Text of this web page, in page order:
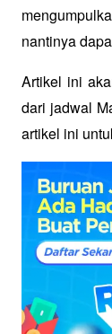
nantinya
Artikel ini
dari jadwal
artikel ini